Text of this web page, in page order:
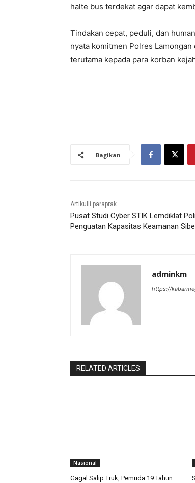
halte bus terdekat agar dapat
Tindakan cepat, peduli, dan
nyata komitmen Polres
terutama kepada para korban
Bagikan
Artikulli paraprak
Pusat Studi Cyber STIK Lemdiklat
Penguatan Kapasitas Keamanan
adminkm
https://
RELATED ARTICLES
Nasional
Gagal Salip Truk, Pemuda 19 Tahun